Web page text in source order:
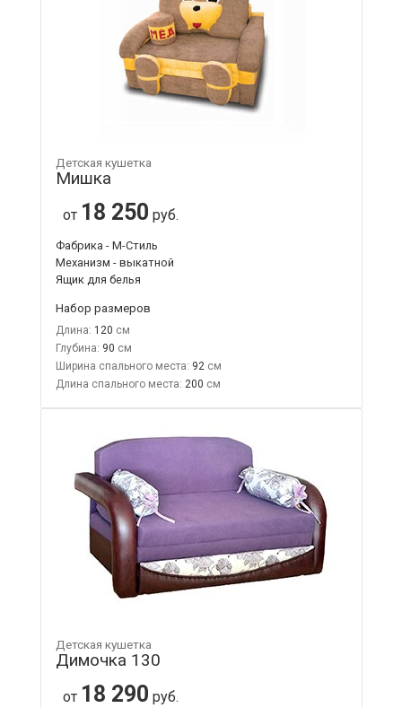
Детская кушетка
Мишка
от 18 250 руб.
Фабрика - М-Стиль
Механизм - выкатной
Ящик для белья
Набор размеров
Длина: 120
Глубина: 90
Ширина спального места: 92
Длина спального места: 200
Детская кушетка
Димочка 130
от 18 290 руб.